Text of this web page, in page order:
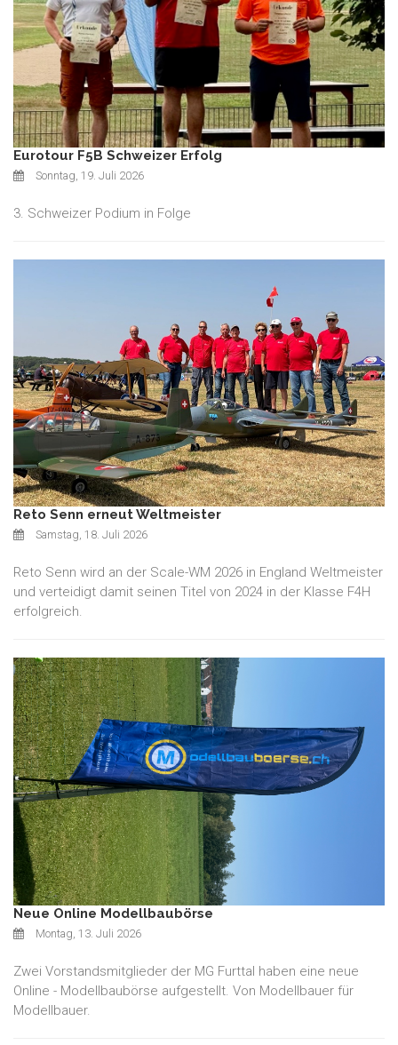
Eurotour F5B Schweizer Erfolg
Sonntag, 19. Juli 2026
3. Schweizer Podium in Folge
Reto Senn erneut Weltmeister
Samstag, 18. Juli 2026
Reto Senn wird an der Scale-WM 2026 in England Weltmeister
und verteidigt damit seinen Titel von 2024 in der Klasse F4H
erfolgreich.
Neue Online Modellbaubörse
Montag, 13. Juli 2026
Zwei Vorstandsmitglieder der MG Furttal haben eine neue
Online - Modellbaubörse aufgestellt. Von Modellbauer für
Modellbauer.